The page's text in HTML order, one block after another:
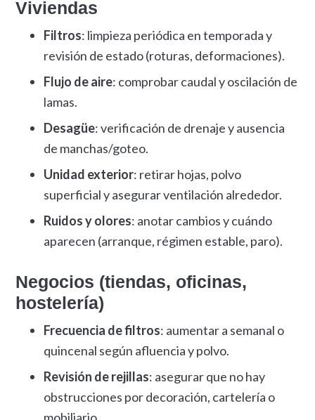
Viviendas
Filtros: limpieza periódica en temporada y
revisión de estado (roturas, deformaciones).
Flujo de aire: comprobar caudal y oscilación de
lamas.
Desagüe: verificación de drenaje y ausencia
de manchas/goteo.
Unidad exterior: retirar hojas, polvo
superficial y asegurar ventilación alrededor.
Ruidos y olores: anotar cambios y cuándo
aparecen (arranque, régimen estable, paro).
Negocios (tiendas, oficinas,
hostelería)
Frecuencia de filtros: aumentar a semanal o
quincenal según afluencia y polvo.
Revisión de rejillas: asegurar que no hay
obstrucciones por decoración, cartelería o